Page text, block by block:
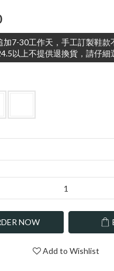
加7-30工作天，手工訂製鞋款
以上不提供退換貨，請仔細
NOW
Add to Wishlist